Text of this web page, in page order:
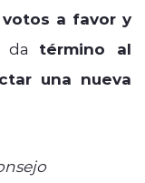
a favor y
da término al
una nueva